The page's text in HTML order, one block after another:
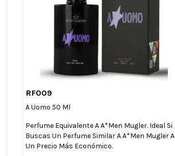
RF009
A Uomo 50 Ml
Perfume Equivalente A A*Men Mugler. Ideal Si
Buscas Un Perfume Similar A A*Men Mugler A
Un Precio Más Económico.